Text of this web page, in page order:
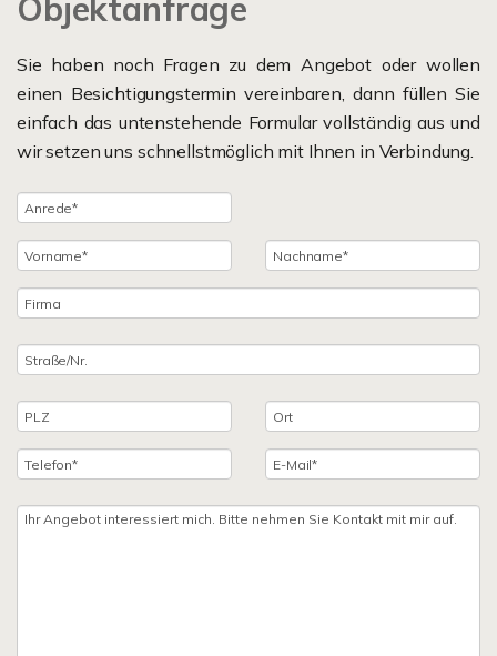
Objektanfrage
Sie haben noch Fragen zu dem Angebot oder wollen
einen Besichtigungstermin vereinbaren, dann füllen Sie
einfach das untenstehende Formular vollständig aus und
wir setzen uns schnellstmöglich mit Ihnen in Verbindung.